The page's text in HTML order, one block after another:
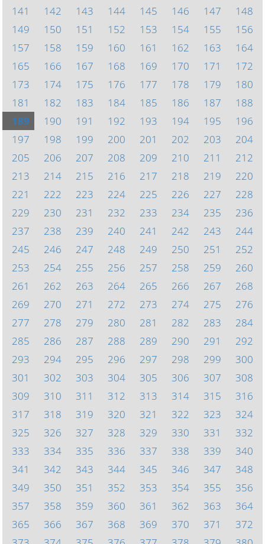
141
142 143 144 145 146 147
148
149
150 151 152 153 154 155
156
157
158 159 160 161 162 163
164
165
166 167 168 169 170 171
172
173
174 175 176 177 178 179
180
181
182 183 184 185 186 187
188
189
190 191 192 193 194 195
196
197
198 199 200 201 202 203
204
205
206 207 208 209 210 211
212
213
214 215 216 217 218 219
220
221
222 223 224 225 226 227
228
229
230 231 232 233 234 235
236
237
238 239 240 241 242 243
244
245
246 247 248 249 250 251
252
253
254 255 256 257 258 259
260
261
262 263 264 265 266 267
268
269
270 271 272 273 274 275
276
277
278 279 280 281 282 283
284
285
286 287 288 289 290 291
292
293
294 295 296 297 298 299
300
301
302 303 304 305 306 307
308
309
310 311 312 313 314 315
316
317
318 319 320 321 322 323
324
325
326 327 328 329 330 331
332
333
334 335 336 337 338 339
340
341
342 343 344 345 346 347
348
349
350 351 352 353 354 355
356
357
358 359 360 361 362 363
364
365
366 367 368 369 370 371
372